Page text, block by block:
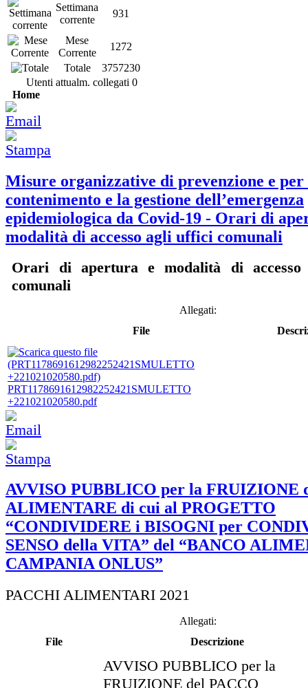
Settimana
corrente
931
Mese
Corrente
1272
Totale
3757230
Utenti attualm. collegati 0
Home
Misure organizzative di prevenzione e
contenimento e la gestione dell’emergenza
epidemiologica da Covid-19 - Orari di
modalità di accesso agli uffici comunali
Orari di apertura e modalità di
comunali
Allegati:
File
PRT1178691612982252421SMULETTO
+221021020580.pdf
AVVISO PUBBLICO per la FRUIZIONE
ALIMENTARE di cui al PROGETTO
“CONDIVIDERE i BISOGNI per
SENSO della VITA” del “BANCO
CAMPANIA ONLUS”
PACCHI ALIMENTARI 2021
Allegati:
File
Descrizione
AVVISO PUBBLICO per la
FRUIZIONE del PACCO